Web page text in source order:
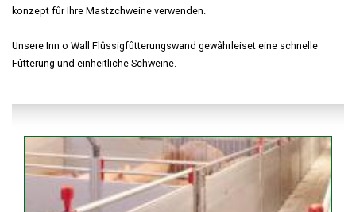
konzept fûr Ihre Mastzchweine verwenden.
Unsere Inn o Wall Flûssigfûtterungswand gewâhrleiset eine schnelle
Fûtterung und einheitliche Schweine.